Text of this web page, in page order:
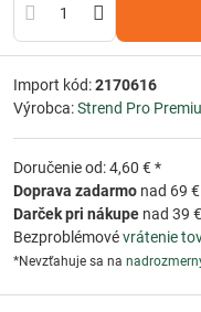
Import kód:2170616
Výrobca:Strend Pro
Doručenie od: 4,60 € *
Doprava zadarmo nad 69 €
Darček pri nákupe nad 39 €
Bezproblémovévrátenie
*Nevzťahuje sa na